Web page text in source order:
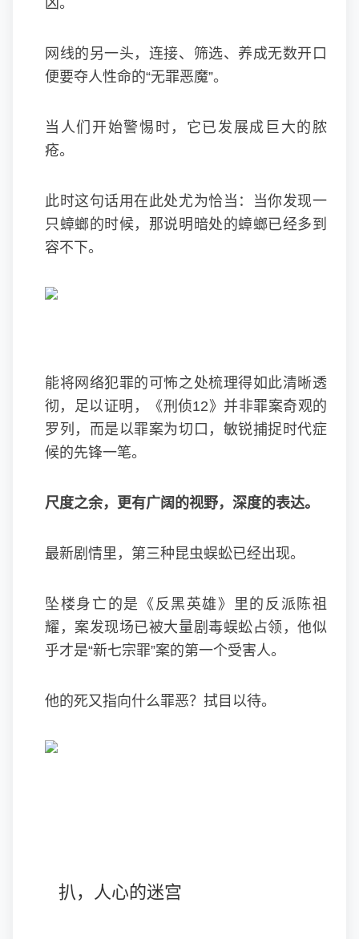
凶。
网线的另一头，连接、筛选、养成无数开口
便要夺人性命的“无罪恶魔”。
当人们开始警惕时，它已发展成巨大的脓
疮。
此时这句话用在此处尤为恰当：当你发现一
只蟑螂的时候，那说明暗处的蟑螂已经多到
容不下。
能将网络犯罪的可怖之处梳理得如此清晰透
彻，足以证明，《刑侦12》并非罪案奇观的
罗列，而是以罪案为切口，敏锐捕捉时代症
候的先锋一笔。
尺度之余，更有广阔的视野，深度的表达。
最新剧情里，第三种昆虫蜈蚣已经出现。
坠楼身亡的是《反黑英雄》里的反派陈祖
耀，案发现场已被大量剧毒蜈蚣占领，他似
乎才是“新七宗罪”案的第一个受害人。
他的死又指向什么罪恶？拭目以待。
扒，人心的迷宫